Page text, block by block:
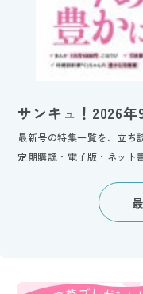
サンキュ！2026年
最新号の特集一覧を、立ち
定期購読・電子版・ネット